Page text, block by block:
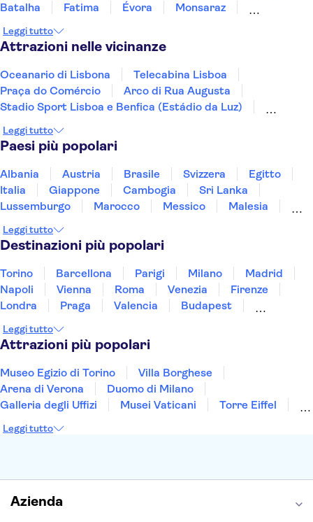
Batalha
Fatima Évora
Monsaraz
Leggi tutto
Attrazioni nelle vicinanze
Oceanario di Lisbona
Telecabina Lisboa
Praça do Comércio
Arco di Rua Augusta
Stadio Sport Lisboa e Benfica (Estádio da Luz)
Museo nazionale delle carrozze
Calouste Gulbenkian Museum
Fado Shows
Ria Formosa
Grotta di Benagil
Parco Nazionale Peneda-Geres
Palacio Nacional de Sintra
WOW Porto
Leggi tutto
Paesi più popolari
Albania Austria Brasile Svizzera
Egitto
Italia
Giappone Cambogia
Sri Lanka
Lussemburgo
Marocco Messico
Malesia
Tunisia
Turchia Vietnam
Leggi tutto
Destinazioni più popolari
Torino Barcellona Parigi Milano
Madrid
Napoli
Vienna Roma Venezia
Firenze
Londra
Praga Valencia
Budapest
Palermo
Leggi tutto
Attrazioni più popolari
Museo Egizio di Torino
Villa Borghese
Arena di Verona
Duomo di Milano
Galleria degli Uffizi
Musei Vaticani
Torre Eiffel
Reggia di Caserta
Leggi tutto
Azienda